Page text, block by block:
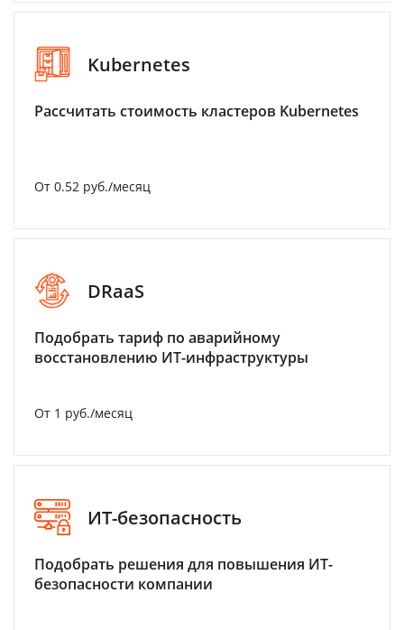
Kubernetes
Рассчитать стоимость кластеров Kubernetes
От 0.52 руб./месяц
DRaaS
Подобрать тариф по аварийному
восстановлению ИТ-инфраструктуры
От 1 руб./месяц
ИТ-безопасность
Подобрать решения для повышения ИТ-
безопасности компании